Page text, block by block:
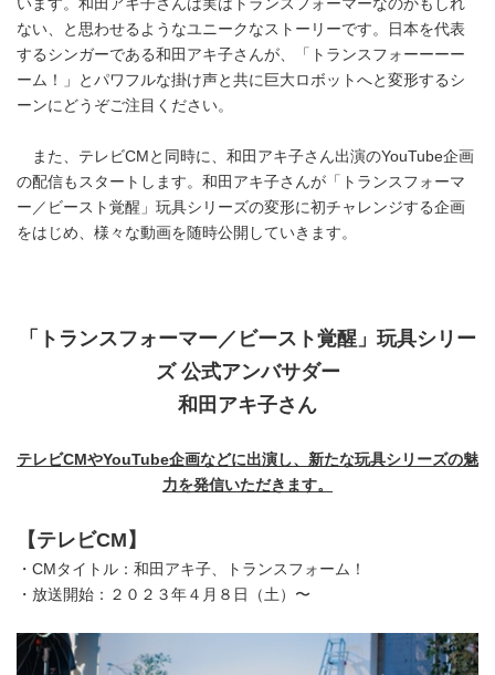
います。和田アキ子さんは実はトランスフォーマーなのかもしれ
ない、と思わせるようなユニークなストーリーです。日本を代表
するシンガーである和田アキ子さんが、「トランスフォーーーー
ーム！」とパワフルな掛け声と共に巨大ロボットへと変形するシ
ーンにどうぞご注目ください。
また、テレビCMと同時に、和田アキ子さん出演のYouTube企画
の配信もスタートします。和田アキ子さんが「トランスフォーマ
ー／ビースト覚醒」玩具シリーズの変形に初チャレンジする企画
をはじめ、様々な動画を随時公開していきます。
「 トランスフォーマー／ ビースト覚醒」玩具シリー
ズ 公式アンバサダー
和田アキ子さん
テレビCM やYouTube企画などに出演し、新たな玩具シリーズの魅
力を発信いただきます。
【テレビCM 】
・CMタイトル：和田アキ子、トランスフォーム！
・放送開始：２０２３年４月８日（土）〜